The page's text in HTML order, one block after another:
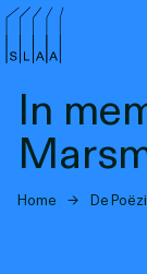
In
Home → De
Agenda
Lezen